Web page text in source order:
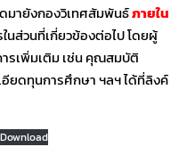
มายังกองวิเทศสัมพันธ์ภายใน
นส่วนที่เกี่ยวข้องต่อไป โดยผู้
รเพิ่มเติม เช่น คุณสมบัติ
อียดทุนการศึกษา ฯลฯ ได้ที่ลิงค์
Download